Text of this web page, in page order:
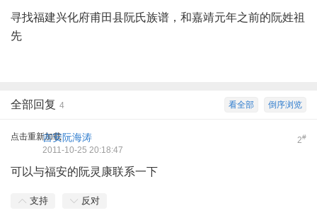
寻找福建兴化府甫田县阮氏族谱，和嘉靖元年之前的阮姓祖
先
倒序浏览
看全部
全部回复 4
点击重新加载 2#
吉安阮海涛
2011-10-25 20:18:47
可以与福安的阮灵康联系一下
支持 反对